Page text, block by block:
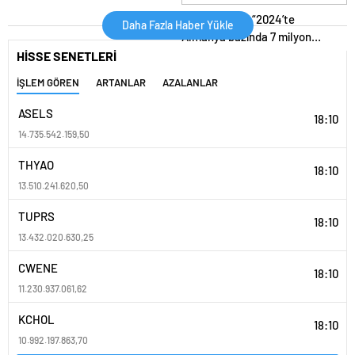
Bakan Ersoy: “2024’te
Almanya bazında 7 milyon
Daha Fazla Haber Yükle
HİSSE SENETLERİ
İŞLEM GÖREN ARTANLAR AZALANLAR
ASELS
14.735.542.159,50
18:10
THYAO
13.510.241.620,50
18:10
TUPRS
13.432.020.630,25
18:10
CWENE
11.230.937.061,62
18:10
KCHOL
10.992.197.863,70
18:10